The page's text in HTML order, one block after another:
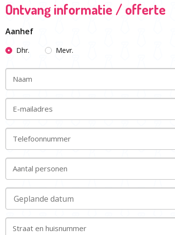
Ontvang informatie / offerte
Aanhef
Dhr. Mevr.
Naam
E-mailadres
Telefoonnummer
Aantal personen
Straat en huisnummer